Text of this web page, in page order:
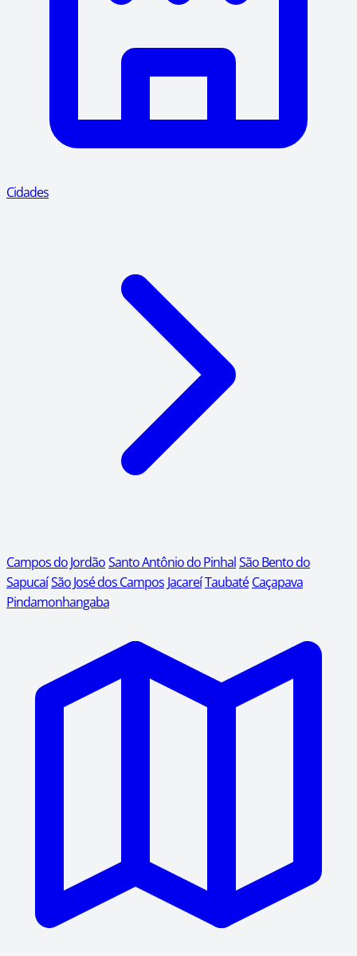
Cidades
Campos do JordãoSanto Antônio do PinhalSão Bento do
SapucaíSão José dos Campos JacareíTaubaté Caçapava
Pindamonhangaba